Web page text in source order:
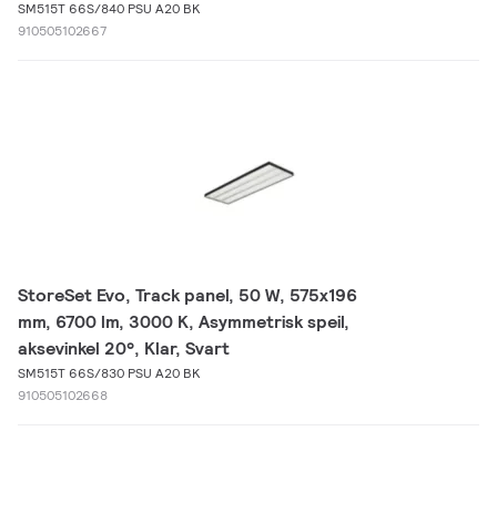
SM515T 66S/840 PSU A20 BK
910505102667
StoreSet Evo, Track panel, 50 W, 575x196
mm, 6700 lm, 3000 K, Asymmetrisk speil,
aksevinkel 20°, Klar, Svart
SM515T 66S/830 PSU A20 BK
910505102668